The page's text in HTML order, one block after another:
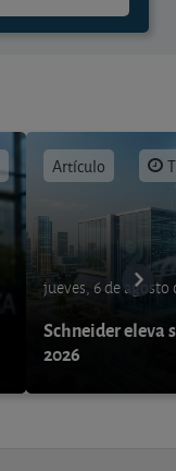
Artículo
jueves, 6 de agosto
Schneider eleva
2026